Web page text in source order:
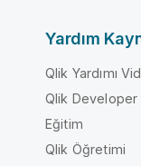
Yardım
Qlik Yardımı
Qlik Developer
Eğitim
Qlik Öğretimi